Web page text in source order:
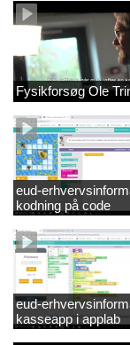
Fysikforsøg Ole
eud-
kodning på code
eud-
kasseapp i applab